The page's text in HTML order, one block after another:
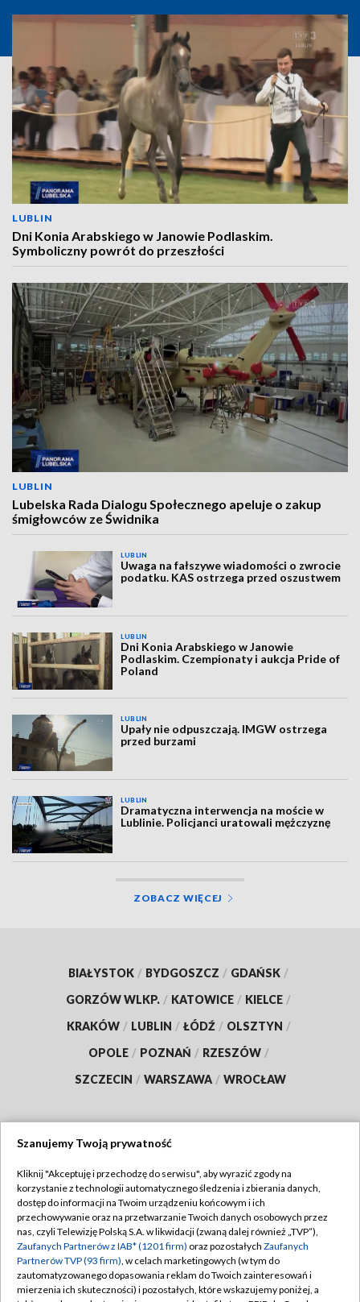
LUBLIN
Dni Konia Arabskiego w Janowie Podlaskim.
Symboliczny powrót do przeszłości
LUBLIN
Lubelska Rada Dialogu Społecznego apeluje o zakup
śmigłowców ze Świdnika
LUBLIN
Uwaga na fałszywe wiadomości o zwrocie
podatku. KAS ostrzega przed oszustwem
LUBLIN
Dni Konia Arabskiego w Janowie
Podlaskim. Czempionaty i aukcja Pride of
Poland
LUBLIN
Upały nie odpuszczają. IMGW ostrzega
przed burzami
LUBLIN
Dramatyczna interwencja na moście w
Lublinie. Policjanci uratowali mężczyznę
ZOBACZ WIĘCEJ
BIAŁYSTOK / BYDGOSZCZ / GDAŃSK /
GORZÓW WLKP. / KATOWICE / KIELCE /
KRAKÓW / LUBLIN / ŁÓDŹ / OLSZTYN /
OPOLE / POZNAŃ / RZESZÓW /
SZCZECIN / WARSZAWA / WROCŁAW
TVP
Abonament TVP
Emisja w TVP
Centrum informacji TVP
Naziemna Telewizja Cyfrowa
Regulamin TVP
Polityka prywatności
Moje zgody
Szanujemy Twoją prywatność
Kliknij "Akceptuję i przechodzę do serwisu", aby wyrazić zgody na
korzystanie z technologii automatycznego śledzenia i zbierania danych,
dostęp do informacji na Twoim urządzeniu końcowym i ich
przechowywanie oraz na przetwarzanie Twoich danych osobowych przez
nas, czyli Telewizję Polską S.A. w likwidacji (zwaną dalej również „TVP”),
Zaufanych Partnerów z IAB* (1201 firm) oraz pozostałych Zaufanych
Partnerów TVP (93 firm), w celach marketingowych (w tym do
zautomatyzowanego dopasowania reklam do Twoich zainteresowań i
mierzenia ich skuteczności) i pozostałych, które wskazujemy poniżej, a